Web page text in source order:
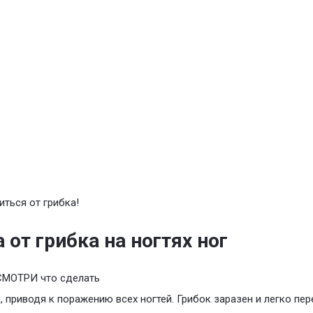
от грибка!
грибка на ногтях ног
что сделать
приводя к поражению всех ногтей. Грибок заразен и легко